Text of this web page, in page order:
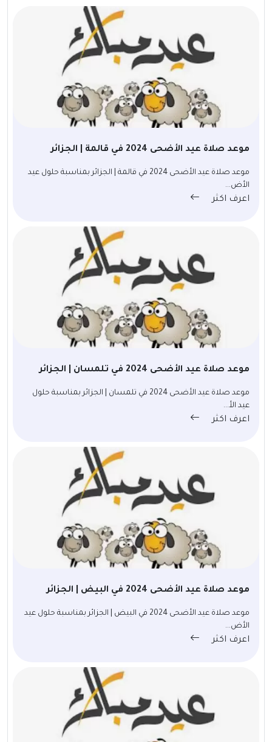
موعد صلاة عيد الأضحى 2024 في قالمة | الجزائر
موعد صلاة عيد الأضحى 2024 في قالمة | الجزائر بمناسبة حلول عيد
الأض...
اعرف اكثر
موعد صلاة عيد الأضحى 2024 في تلمسان | الجزائر
موعد صلاة عيد الأضحى 2024 في تلمسان | الجزائر بمناسبة حلول
عيد الأ...
اعرف اكثر
موعد صلاة عيد الأضحى 2024 في البيض | الجزائر
موعد صلاة عيد الأضحى 2024 في البيض | الجزائر بمناسبة حلول عيد
الأض...
اعرف اكثر